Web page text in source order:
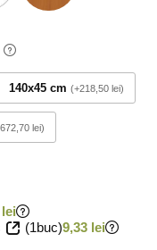
140x45 cm +218,50 lei
+672,70 lei
(1buc)9,33 lei